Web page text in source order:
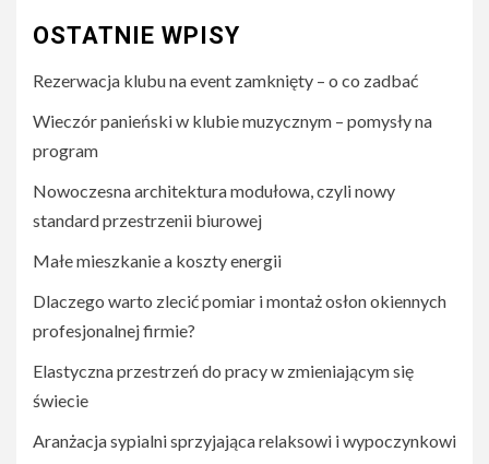
OSTATNIE WPISY
Rezerwacja klubu na event zamknięty – o co zadbać
Wieczór panieński w klubie muzycznym – pomysły na
program
Nowoczesna architektura modułowa, czyli nowy
standard przestrzenii biurowej
Małe mieszkanie a koszty energii
Dlaczego warto zlecić pomiar i montaż osłon okiennych
profesjonalnej firmie?
Elastyczna przestrzeń do pracy w zmieniającym się
świecie
Aranżacja sypialni sprzyjająca relaksowi i wypoczynkowi